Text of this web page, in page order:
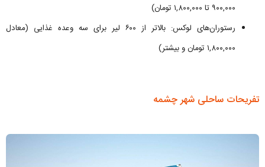
۹۰۰,۰۰۰ تا ۱,۸۰۰,۰۰۰ تومان)
رستوران‌های لوکس: بالاتر از ۶۰۰ لیر برای سه وعده غذایی (معادل
۱,۸۰۰,۰۰۰ تومان و بیشتر)
تفریحات ساحلی شهر چشمه